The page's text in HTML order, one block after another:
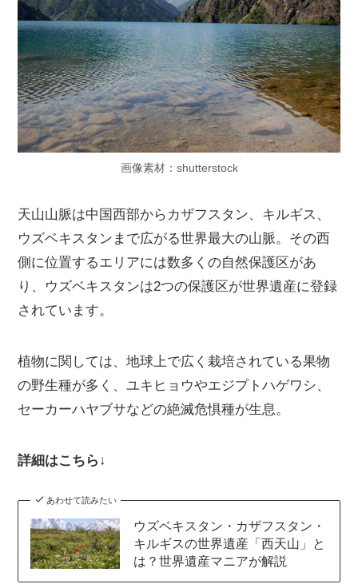
画像素材：shutterstock
天山山脈は中国西部からカザフスタン、キルギス、
ウズベキスタンまで広がる世界最大の山脈。その西
側に位置するエリアには数多くの自然保護区があ
り、ウズベキスタンは2つの保護区が世界遺産に登録
されています。
植物に関しては、地球上で広く栽培されている果物
の野生種が多く、ユキヒョウやエジプトハゲワシ、
セーカーハヤブサなどの絶滅危惧種が生息。
詳細はこちら↓
あわせて読みたい
ウズベキスタン・カザフスタン・
キルギスの世界遺産「西天山」と
は？世界遺産マニアが解説